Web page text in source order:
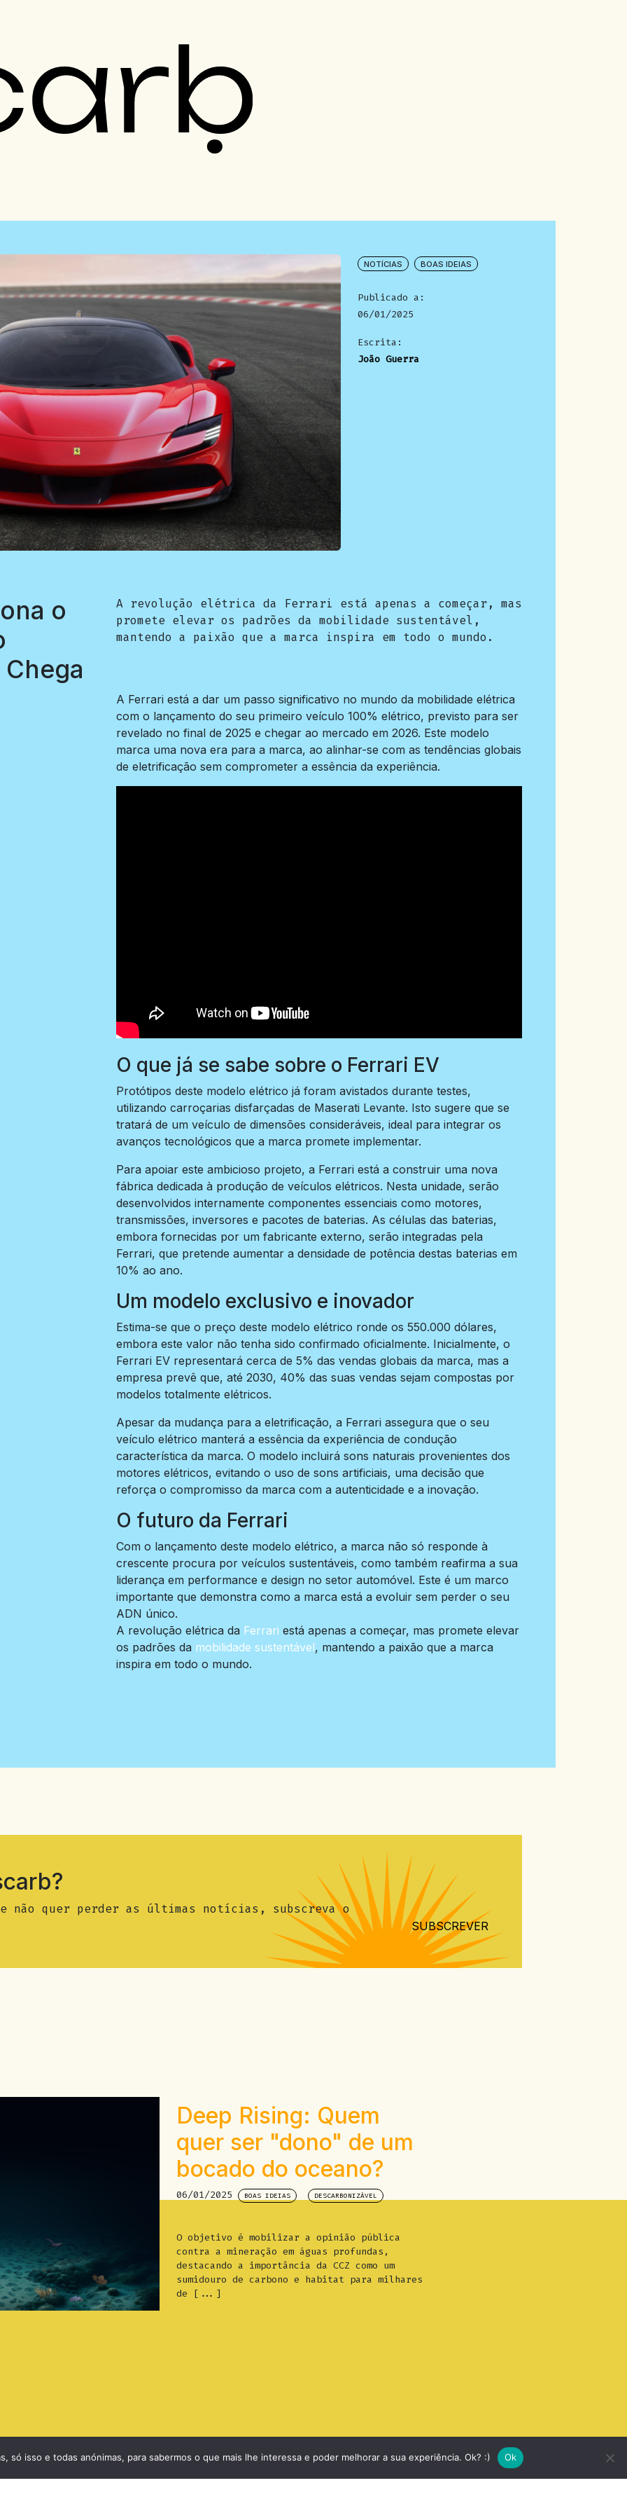
NOTÍCIAS BOAS IDEIAS
Publicado a:
06/01/2025
Escrita:
João Guerra
o
A revolução elétrica da Ferrari está apenas a começar, mas
promete elevar os padrões da mobilidade sustentável,
mantendo a paixão que a marca inspira em todo o mundo.
A Ferrari está a dar um passo significativo no mundo da mobilidade elétrica
com o lançamento do seu primeiro veículo 100% elétrico, previsto para ser
revelado no final de 2025 e chegar ao mercado em 2026. Este modelo
marca uma nova era para a marca, ao alinhar-se com as tendências globais
de eletrificação sem comprometer a essência da experiência.
O que já se sabe sobre o Ferrari EV
Protótipos deste modelo elétrico já foram avistados durante testes,
utilizando carroçarias disfarçadas de Maserati Levante. Isto sugere que se
tratará de um veículo de dimensões consideráveis, ideal para integrar os
avanços tecnológicos que a marca promete implementar.
Para apoiar este ambicioso projeto, a Ferrari está a construir uma nova
fábrica dedicada à produção de veículos elétricos. Nesta unidade, serão
desenvolvidos internamente componentes essenciais como motores,
transmissões, inversores e pacotes de baterias. As células das baterias,
embora fornecidas por um fabricante externo, serão integradas pela
Ferrari, que pretende aumentar a densidade de potência destas baterias em
10% ao ano.
Um modelo exclusivo e inovador
Estima-se que o preço deste modelo elétrico ronde os 550.000 dólares,
embora este valor não tenha sido confirmado oficialmente. Inicialmente, o
Ferrari EV representará cerca de 5% das vendas globais da marca, mas a
empresa prevê que, até 2030, 40% das suas vendas sejam compostas por
modelos totalmente elétricos.
Apesar da mudança para a eletrificação, a Ferrari assegura que o seu
veículo elétrico manterá a essência da experiência de condução
característica da marca. O modelo incluirá sons naturais provenientes dos
motores elétricos, evitando o uso de sons artificiais, uma decisão que
reforça o compromisso da marca com a autenticidade e a inovação.
O futuro da Ferrari
Com o lançamento deste modelo elétrico, a marca não só responde à
crescente procura por veículos sustentáveis, como também reafirma a sua
liderança em performance e design no setor automóvel. Este é um marco
importante que demonstra como a marca está a evoluir sem perder o seu
ADN único.
A revolução elétrica da Ferrari está apenas a começar, mas promete elevar
os padrões da mobilidade sustentável, mantendo a paixão que a marca
inspira em todo o mundo.
não quer perder as últimas notícias, subscreva o
SUBSCREVER
Deep Rising: Quem
quer ser "dono" de um
bocado do oceano?
06/01/2025 BOAS IDEIAS DESCARBONIZÁVEL
O objetivo é mobilizar a opinião pública
contra a mineração em águas profundas,
destacando a importância da CCZ como um
sumidouro de carbono e habitat para milhares
de [...]
só isso e todas anónimas, para sabermos o que mais lhe interessa e poder melhorar a sua experiência. Ok? :) Ok